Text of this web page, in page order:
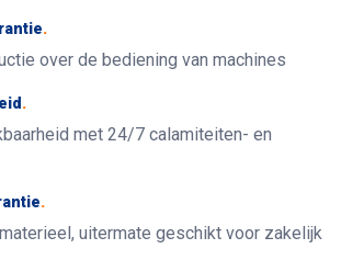
.
over de bediening van machines
.
met 24/7 calamiteiten- en
.
uitermate geschikt voor zakelijk